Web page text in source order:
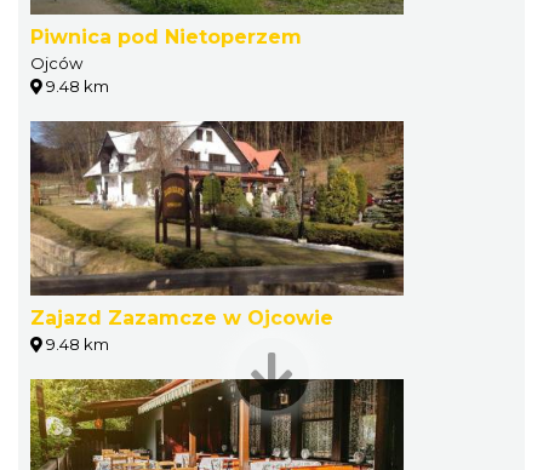
Piwnica pod Nietoperzem
Ojców
9.48 km
Zajazd Zazamcze w Ojcowie
9.48 km